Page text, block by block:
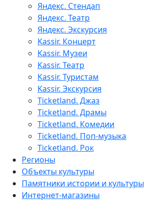
Яндекс. Стендап
Яндекс. Театр
Яндекс. Экскурсия
Kassir. Концерт
Kassir. Музеи
Kassir. Театр
Kassir. Туристам
Kassir. Экскурсия
Ticketland. Джаз
Ticketland. Драмы
Ticketland. Комедии
Ticketland. Поп-музыка
Ticketland. Рок
Регионы
Объекты культуры
Памятники истории и культуры
Интернет-магазины